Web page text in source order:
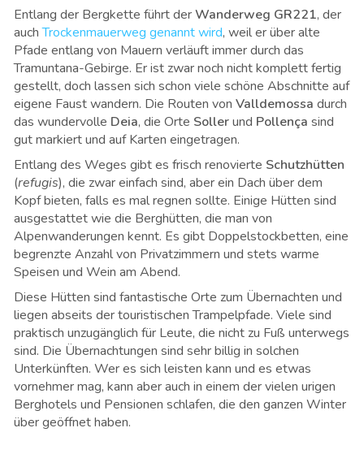
Entlang der Bergkette führt derWanderweg GR221, der
auchTrockenmauerweg genannt wird, weil er über alte
Pfade entlang von Mauern verläuft immer durch das
Tramuntana-Gebirge. Er ist zwar noch nicht komplett fertig
gestellt, doch lassen sich schon viele schöne Abschnitte auf
eigene Faust wandern. Die Routen von Valldemossa durch
das wundervolle Deia, die Orte Sollerund Pollença sind
gut markiert und auf Karten eingetragen.
Entlang des Weges gibt es frisch renovierte Schutzhütten
(refugis), die zwar einfach sind, aber ein Dach über dem
Kopf bieten, falls es mal regnen sollte. Einige Hütten sind
ausgestattet wie die Berghütten, die man von
Alpenwanderungen kennt. Es gibt Doppelstockbetten, eine
begrenzte Anzahl von Privatzimmern und stets warme
Speisen und Wein am Abend.
Diese Hütten sind fantastische Orte zum Übernachten und
liegen abseits der touristischen Trampelpfade. Viele sind
praktisch unzugänglich für Leute, die nicht zu Fuß unterwegs
sind. Die Übernachtungen sind sehr billig in solchen
Unterkünften. Wer es sich leisten kann und es etwas
vornehmer mag, kann aber auch in einem der vielen urigen
Berghotels und Pensionen schlafen, die den ganzen Winter
über geöffnet haben.